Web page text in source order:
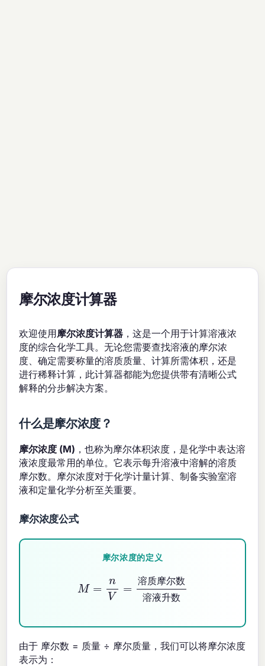
摩尔浓度计算器
欢迎使用摩尔浓度计算器 ，这是一个用于计算溶液浓
度的综合化学工具。无论您需要查找溶液的摩尔浓
度、确定需要称量的溶质质量、计算所需体积，还是
进行稀释计算，此计算器都能为您提供带有清晰公式
解释的分步解决方案。
什么是摩尔浓度？
摩尔浓度 (M) ，也称为摩尔体积浓度，是化学中表达溶
液浓度最常用的单位。它表示每升溶液中溶解的溶质
摩尔数。摩尔浓度对于化学计量计算、制备实验室溶
液和定量化学分析至关重要。
摩尔浓度公式
摩尔浓度的定义
溶 质摩尔数
溶 液 升 数
溶质摩尔数溶液升数
由于 摩尔数 = 质量 ÷ 摩尔质量，我们可以将摩尔浓度
表示为：